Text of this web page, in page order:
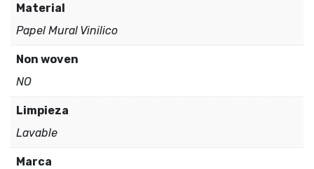
Material
Papel Mural Vinilico
Non woven
NO
Limpieza
Lavable
Marca